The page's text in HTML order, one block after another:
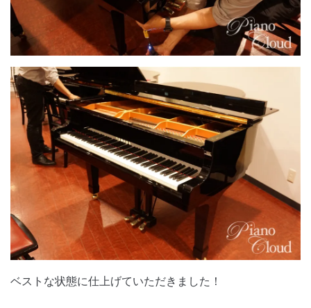
ベストな状態に仕上げていただきました！